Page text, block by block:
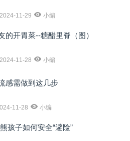
2024-11-29 小编
的开胃菜--糖醋里脊（图）
2024-11-28 小编
感需做到这几步
11-28 小编
孩子如何安全“避险”